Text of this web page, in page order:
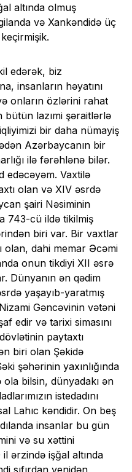
altında olmuş
və Xankəndidə üç
edərək, biz
insanların həyatını
onların özlərini rahat
bütün lazımi şəraitlərlə
bir daha nümayiş
Azərbaycanın bir
ilə fərəhlənə bilər.
edəcəyəm. Vaxtilə
olan və XIV əsrdə
şairi Nəsiminin
743-cü ildə tikilmiş
biri var. Bir vaxtlar
olan, dahi memar Əcəmi
onun tikdiyi XII əsrə
Dünyanın ən qədim
yaşayıb-yaratmış
Gəncəvinin vətəni
edir və tarixi simasını
paytaxtı
biri olan Şəkidə
şəhərinin yaxınlığında
bilsin, dünyadakı ən
istedadını
Lahıc kəndidir. On beş
insanlar bu gün
və su xəttini
ərzində işğal altında